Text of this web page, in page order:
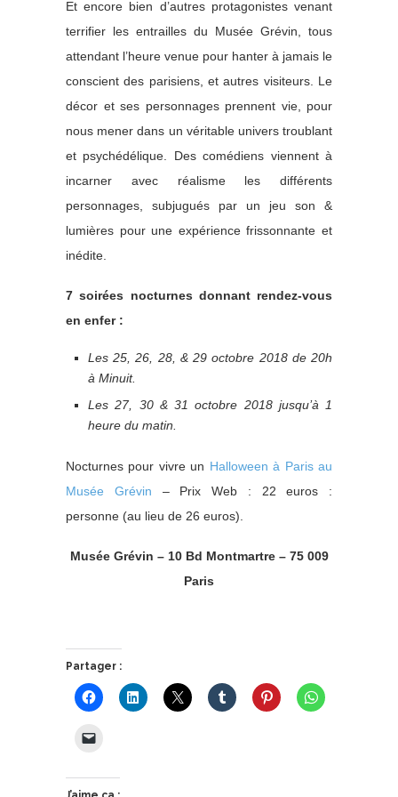
Et encore bien d’autres protagonistes venant
terrifier les entrailles du Musée Grévin, tous
attendant l’heure venue pour hanter à jamais le
conscient des parisiens, et autres visiteurs. Le
décor et ses personnages prennent vie, pour
nous mener dans un véritable univers troublant
et psychédélique. Des comédiens viennent à
incarner avec réalisme les différents
personnages, subjugués par un jeu son &
lumières pour une expérience frissonnante et
inédite.
7 soirées nocturnes donnant rendez-vous
en enfer :
Les 25, 26, 28, & 29 octobre 2018 de 20h
à Minuit.
Les 27, 30 & 31 octobre 2018 jusqu’à 1
heure du matin.
Nocturnes pour vivre un Halloween à Paris au
Musée Grévin – Prix Web : 22 euros :
personne (au lieu de 26 euros).
Musée Grévin – 10 Bd Montmartre – 75 009
Paris
Partager :